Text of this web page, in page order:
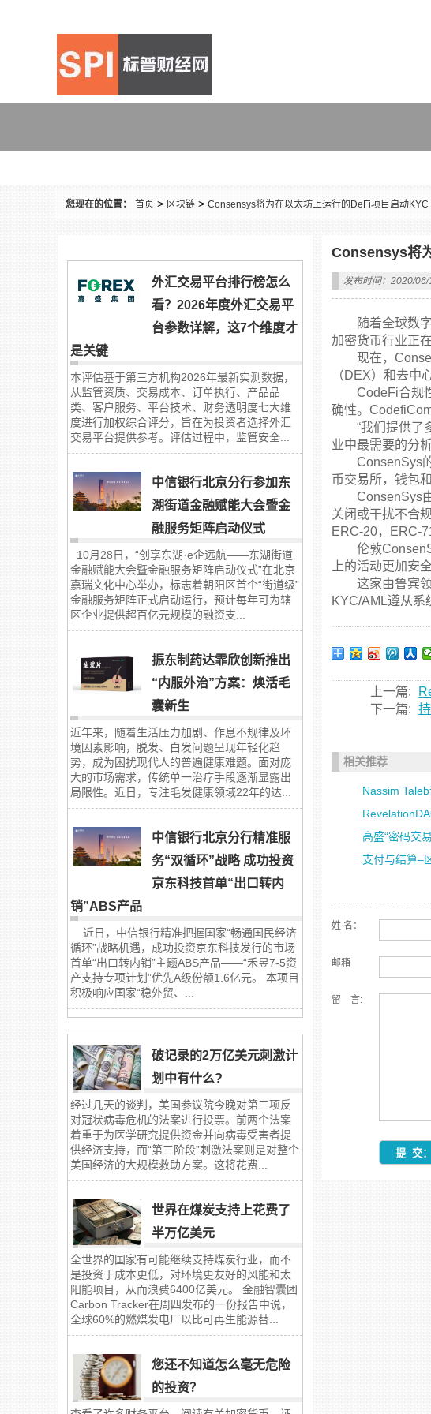
您现在的位置： 首页> 区块链> Consensys将为在以太坊上运行的DeFi项目启动KYC
外汇交易平台排行榜怎么
看？2026年度外汇交易平
台参数详解，这7个维度才
是关键
本评估基于第三方机构2026年最新实测数据，
从监管资质、交易成本、订单执行、产品品
类、客户服务、平台技术、财务透明度七大维
度进行加权综合评分，旨在为投资者选择外汇
交易平台提供参考。评估过程中，监管安全...
中信银行北京分行参加东
湖街道金融赋能大会暨金
融服务矩阵启动仪式
10月28日，“创享东湖·e企远航——东湖街道
金融赋能大会暨金融服务矩阵启动仪式”在北京
嘉瑞文化中心举办，标志着朝阳区首个“街道级”
金融服务矩阵正式启动运行，预计每年可为辖
区企业提供超百亿元规模的融资支...
振东制药达霏欣创新推出
“内服外治”方案：焕活毛
囊新生
近年来，随着生活压力加剧、作息不规律及环
境因素影响，脱发、白发问题呈现年轻化趋
势，成为困扰现代人的普遍健康难题。面对庞
大的市场需求，传统单一治疗手段逐渐显露出
局限性。近日，专注毛发健康领域22年的达...
中信银行北京分行精准服
务“双循环”战略 成功投资
京东科技首单“出口转内
销”ABS产品
近日，中信银行精准把握国家“畅通国民经济
循环”战略机遇，成功投资京东科技发行的市场
首单“出口转内销”主题ABS产品——“禾昱7-5资
产支持专项计划”优先A级份额1.6亿元。 本项目
积极响应国家“稳外贸、...
破记录的2万亿美元刺激计
划中有什么?
经过几天的谈判，美国参议院今晚对第三项反
对冠状病毒危机的法案进行投票。前两个法案
着重于为医学研究提供资金并向病毒受害者提
供经济支持，而“第三阶段”刺激法案则是对整个
美国经济的大规模救助方案。这将花费...
世界在煤炭支持上花费了
半万亿美元
全世界的国家有可能继续支持煤炭行业，而不
是投资于成本更低，对环境更友好的风能和太
阳能项目，从而浪费6400亿美元。 金融智囊团
Carbon Tracker在周四发布的一份报告中说，
全球60%的燃煤发电厂以比可再生能源替...
您还不知道怎么毫无危险
的投资？
Consensys将
发布时间：2020/06/
随着全球数
加密货币行业正
现在，
（DEX）和去中
CodeFi合规
确性。
“我们提供了
业中最需要的分
ConsenSys
币交易所，钱包
ConsenSys
关闭或干扰不合
ERC-20，ERC-
伦敦
上的活动更加安
这家由鲁宾
KYC/AML遵从系
上一篇:
下一篇:
相关推荐
Nassim
高盛“密码交
支付与结算–
姓 名：
邮箱
留 言: